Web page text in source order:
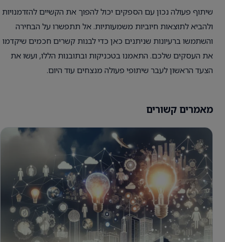
שיתוף פעולה נכון עם הספקים יכול להפוך את הקשיים להזדמנויות
ולהביא לתוצאות חיוביות משמעותיות. אל תתפשרו על הבחירה
והשתמשו ברעיונות שניתנים כאן כדי לבנות קשרים חכמים שיקדמו
את העסקים שלכם. התאמנו בטכניקות ובתובנות הללו, ועשו את
הצעד הראשון לעבר שיתופי פעולה מנצחים עוד היום.
מאמרים קשורים